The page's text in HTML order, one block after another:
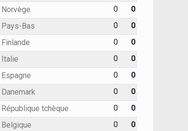
Norvège 0
0
Pays-Bas 0
0
Finlande 0
0
Italie 0
0
Espagne 0
0
Danemark 0
0
République tchèque 0
0
Belgique 0
0